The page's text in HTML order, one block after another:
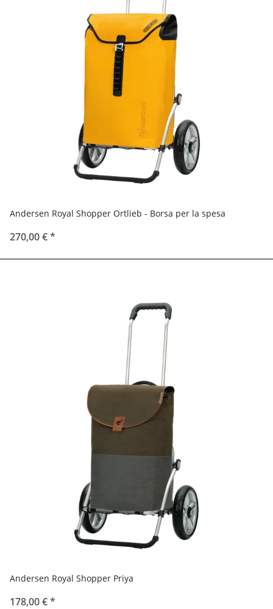
Andersen Royal Shopper Ortlieb - Borsa per la spesa
270,00 €*
Andersen Royal Shopper Priya
178,00 €*